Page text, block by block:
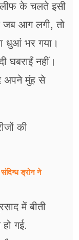
के चलते इसी
जब आग लगी, तो
धुआं भर गया।
घबराईं नहीं।
अपने मुंह से
की
ड्रोन ने
में बीती
गई.